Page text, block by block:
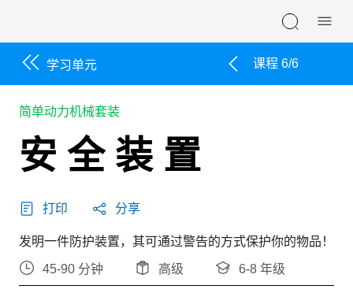
学习单元 课程 6/6
简单动力机械套装
安 全 装 置
打印 分享
发明一件防护装置，其可通过警告的方式保护你的物品！
45-90 分钟 高级 6-8 年级